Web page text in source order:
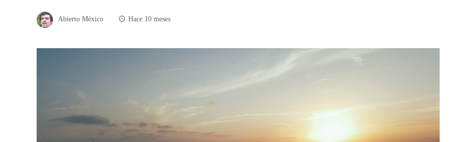
Abierto México Hace 10 meses